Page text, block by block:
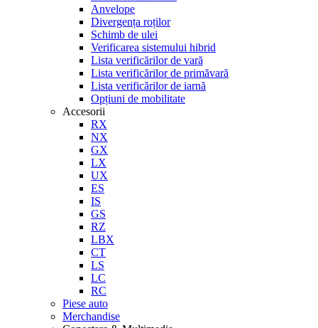
Anvelope
Divergența roților
Schimb de ulei
Verificarea sistemului hibrid
Lista verificărilor de vară
Lista verificărilor de primăvară
Lista verificărilor de iarnă
Opțiuni de mobilitate
Accesorii
RX
NX
GX
LX
UX
ES
IS
GS
RZ
LBX
CT
LS
LC
RC
Piese auto
Merchandise